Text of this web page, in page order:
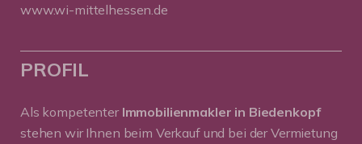
www.wi-mittelhessen.de
PROFIL
Als kompetenter Immobilienmakler in Biedenkopf
stehen wir Ihnen beim Verkauf und bei der Vermietung